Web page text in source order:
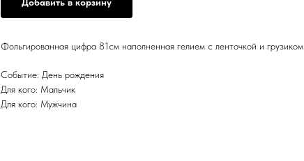
Фольгированная цифра 81см наполненная гелием с ленточкой и грузиком
Событие: День рождения
Для кого: Мальчик
Для кого: Мужчина